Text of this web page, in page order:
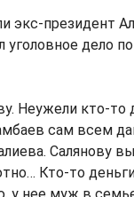
экс-президент
дело
Неужели кто-
сам всем
Салянову
Кто-то